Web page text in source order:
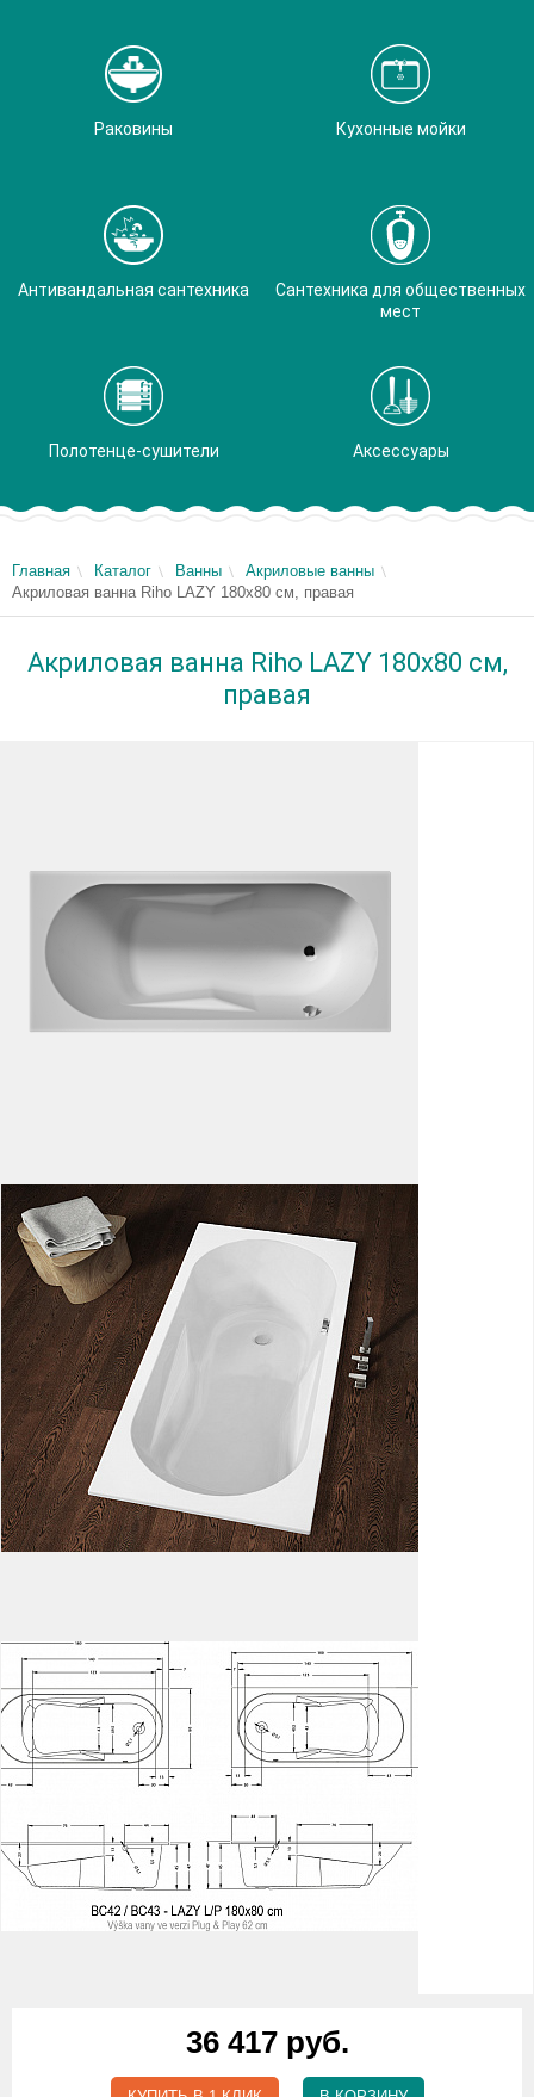
Раковины Кухонные мойки
Антивандальная сантехника
Сантехника для общественных
мест
Полотенце-сушители Аксессуары
Главная Каталог Ванны
Акриловые ванны
Акриловая ванна Riho LAZY 180x80 см, правая
Акриловая ванна Riho LAZY 180x80 см,
правая
36 417 руб.